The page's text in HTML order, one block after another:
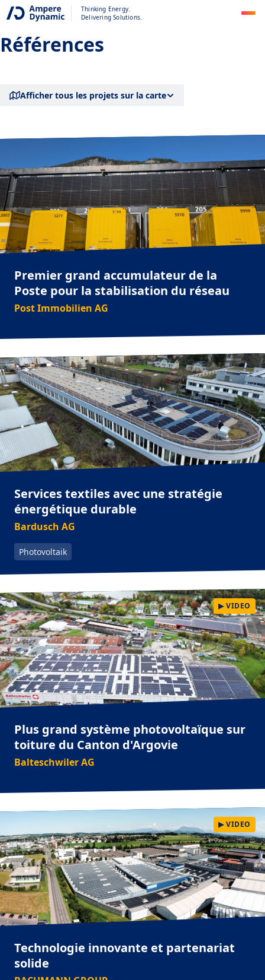
Thinking Energy.
Delivering Solutions.
Références
Afficher tous les projets sur la carte
Premier grand accumulateur de la
Poste pour la stabilisation du réseau
Post Immobilien AG
Services textiles avec une stratégie
énergétique durable
Bardusch AG
Photovoltaik
▶ VIDEO
Plus grand système photovoltaïque sur
toiture du Canton d'Argovie
Balteschwiler AG
▶ VIDEO
Technologie innovante et partenariat
solide